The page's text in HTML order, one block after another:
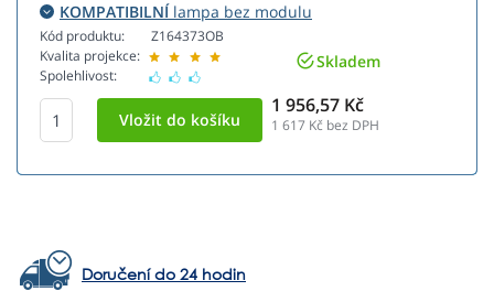
KOMPATIBILNÍlampa bez modulu
Kód produktu:
Kvalita projekce:
Spolehlivost:
Z164373OB
Skladem
1 956,57 Kč
1 617 Kč bez DPH
Doručení do 24 hodin